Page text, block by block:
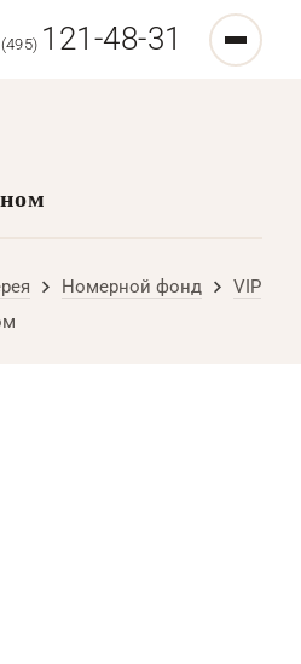
121-48-31
Номерной фонд
VIP